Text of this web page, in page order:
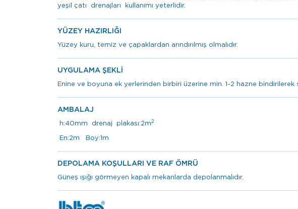
yeşil çatı drenajları kullanımı yeterlidir.
YÜZEY HAZIRLIĞI
Yüzey kuru, temiz ve çapaklardan arındırılmış olmalıdır.
UYGULAMA ŞEKLİ
Enine ve boyuna ek yerlerinden birbiri üzerine min. 1-2 hazne bindirilerek
AMBALAJ
h:40mm drenaj plakası:2m2
En:2m Boy:1m
DEPOLAMA KOŞULLARI VE RAF ÖMRÜ
Güneş ışığı görmeyen kapalı mekanlarda depolanmalıdır.